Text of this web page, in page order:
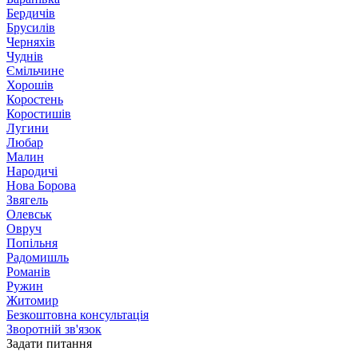
Бердичів
Брусилів
Черняхів
Чуднів
Ємільчине
Хорошів
Коростень
Коростишів
Лугини
Любар
Малин
Народичі
Нова Борова
Звягель
Олевськ
Овруч
Попільня
Радомишль
Романів
Ружин
Житомир
Безкоштовна консультація
Зворотній зв'язок
Задати питання